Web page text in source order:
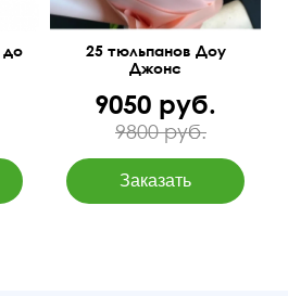
до
25 тюльпанов Доу
Джонс
9050 руб.
9800 руб.